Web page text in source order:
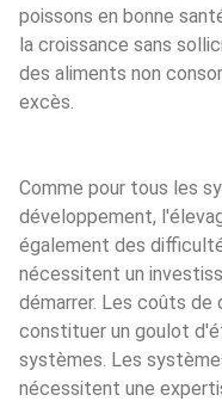
poissons en bonne
la croissance sans
des aliments non
excès.
Comme pour tous les
développement,
également des
nécessitent un
démarrer. Les coûts de
constituer un goulot
systèmes. Les
nécessitent une